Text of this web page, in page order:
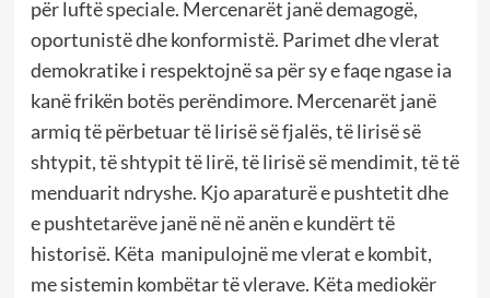
për luftë speciale. Mercenarët janë demagogë,
oportunistë dhe konformistë. Parimet dhe vlerat
demokratike i respektojnë sa për sy e faqe ngase ia
kanë frikën botës perëndimore. Mercenarët janë
armiq të përbetuar të lirisë së fjalës, të lirisë së
shtypit, të shtypit të lirë, të lirisë së mendimit, të të
menduarit ndryshe. Kjo aparaturë e pushtetit dhe
e pushtetarëve janë në në anën e kundërt të
historisë. Këta manipulojnë me vlerat e kombit,
me sistemin kombëtar të vlerave. Këta mediokër